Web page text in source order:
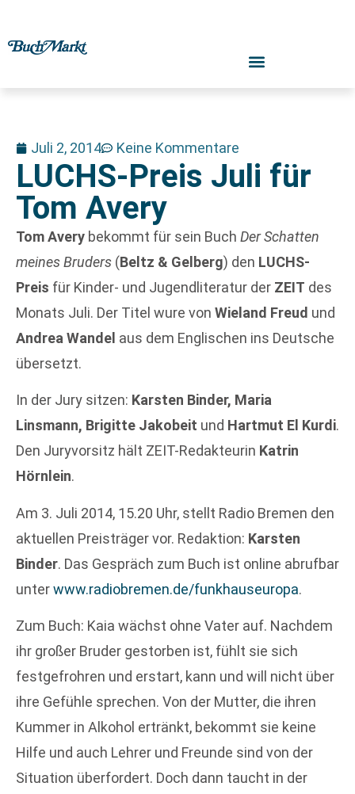
Juli 2, 2014 Keine Kommentare
LUCHS-Preis Juli für
Tom Avery
Tom Avery bekommt für sein Buch Der Schatten
meines Bruders (Beltz & Gelberg) den LUCHS-
Preis für Kinder- und Jugendliteratur der ZEIT des
Monats Juli. Der Titel wure von Wieland Freud und
Andrea Wandel aus dem Englischen ins Deutsche
übersetzt.
In der Jury sitzen: Karsten Binder, Maria
Linsmann, Brigitte Jakobeit und Hartmut El Kurdi.
Den Juryvorsitz hält ZEIT-Redakteurin Katrin
Hörnlein.
Am 3. Juli 2014, 15.20 Uhr, stellt Radio Bremen den
aktuellen Preisträger vor. Redaktion: Karsten
Binder. Das Gespräch zum Buch ist online abrufbar
unterwww.radiobremen.de/funkhauseuropa.
Zum Buch: Kaia wächst ohne Vater auf. Nachdem
ihr großer Bruder gestorben ist, fühlt sie sich
festgefrohren und erstart, kann und will nicht über
ihre Gefühle sprechen. Von der Mutter, die ihren
Kummer in Alkohol ertränkt, bekommt sie keine
Hilfe und auch Lehrer und Freunde sind von der
Situation überfordert. Doch dann taucht in der